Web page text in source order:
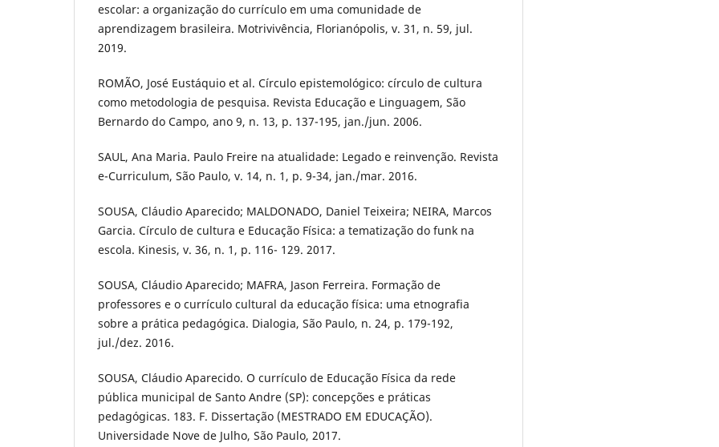
escolar: a organização do currículo em uma comunidade de
aprendizagem brasileira. Motrivivência, Florianópolis, v. 31, n. 59, jul.
2019.
ROMÃO, José Eustáquio et al. Círculo epistemológico: círculo de cultura
como metodologia de pesquisa. Revista Educação e Linguagem, São
Bernardo do Campo, ano 9, n. 13, p. 137-195, jan./jun. 2006.
SAUL, Ana Maria. Paulo Freire na atualidade: Legado e reinvenção. Revista
e-Curriculum, São Paulo, v. 14, n. 1, p. 9-34, jan./mar. 2016.
SOUSA, Cláudio Aparecido; MALDONADO, Daniel Teixeira; NEIRA, Marcos
Garcia. Círculo de cultura e Educação Física: a tematização do funk na
escola. Kinesis, v. 36, n. 1, p. 116- 129. 2017.
SOUSA, Cláudio Aparecido; MAFRA, Jason Ferreira. Formação de
professores e o currículo cultural da educação física: uma etnografia
sobre a prática pedagógica. Dialogia, São Paulo, n. 24, p. 179-192,
jul./dez. 2016.
SOUSA, Cláudio Aparecido. O currículo de Educação Física da rede
pública municipal de Santo Andre (SP): concepções e práticas
pedagógicas. 183. F. Dissertação (MESTRADO EM EDUCAÇÃO).
Universidade Nove de Julho, São Paulo, 2017.